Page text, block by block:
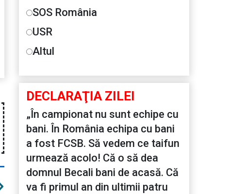
SOS România
USR
Altul
DECLARAŢIA ZILEI
„În campionat nu sunt echipe cu
bani. În România echipa cu bani
a fost FCSB. Să vedem ce taifun
urmează acolo! Că o să dea
domnul Becali bani de acasă. Că
va fi primul an din ultimii patru